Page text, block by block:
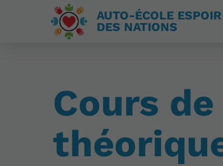
AUTO-ÉCOLE ESPOIR
DES NATIONS
Cours